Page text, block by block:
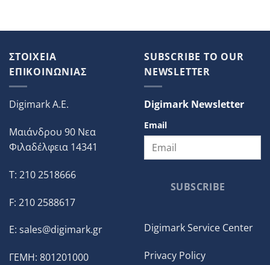
ΣΤΟΙΧΕΙΑ
ΕΠΙΚΟΙΝΩΝΙΑΣ
Digimark A.E.
Μαιάνδρου 90 Νεα
Φιλαδέλφεια 14341
T: 210 2518666
F: 210 2588617
E: sales@digimark.gr
ΓΕΜΗ: 801201000
SUBSCRIBE TO OUR
NEWSLETTER
Digimark Newsletter
Email
SUBSCRIBE
Digimark Service Center
Privacy Policy